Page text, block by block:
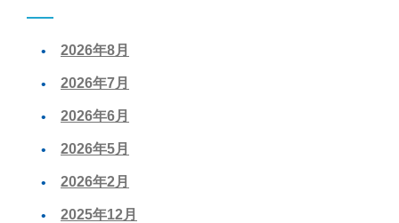
2026年8月
2026年7月
2026年6月
2026年5月
2026年2月
2025年12月